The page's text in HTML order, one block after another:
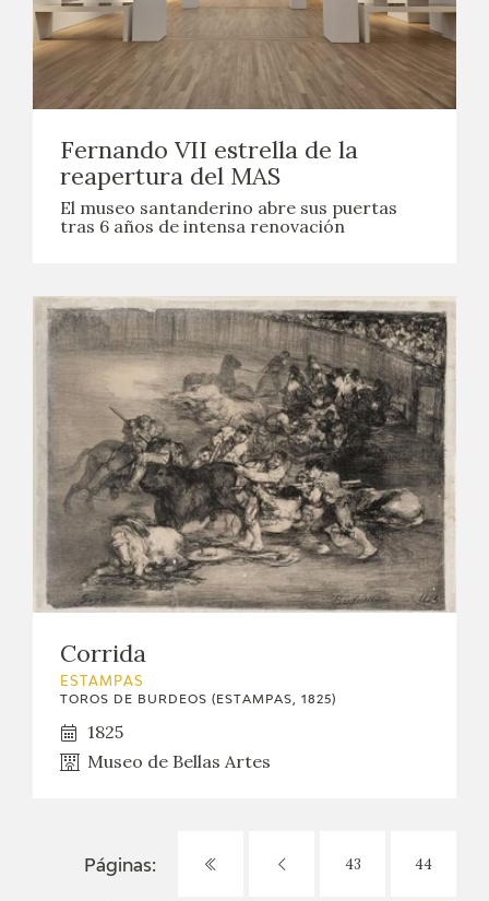
Fernando VII estrella de la
reapertura del MAS
El museo santanderino abre sus puertas
tras 6 años de intensa renovación
Corrida
ESTAMPAS
TOROS DE BURDEOS (ESTAMPAS, 1825)
1825
Museo de Bellas Artes
Páginas: 43 44